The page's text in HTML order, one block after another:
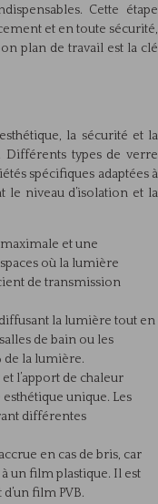
Cette étape
et en toute sécurité,
plan de travail est la clé
la sécurité et la
types de verre
spécifiques adaptées à
le niveau d’isolation et la
et une
où la lumière
de transmission
la lumière tout en
de bain ou les
de la lumière.
l’apport de chaleur
unique. Les
différentes
en cas de bris, car
un film plastique. Il est
film PVB.